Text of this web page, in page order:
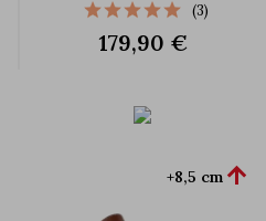
(3)
179,90 €
+8,5 cm 